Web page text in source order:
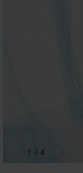
1 / 4